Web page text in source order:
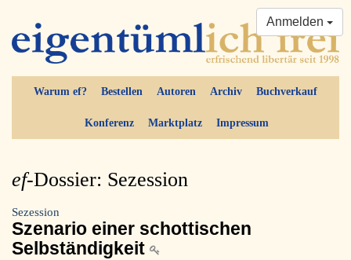
Warum ef? Bestellen Autoren Archiv Buchverkauf
Konferenz Marktplatz Impressum
Anmelden
ef-Dossier: Sezession
Sezession
Szenario einer schottischen
Selbständigkeit